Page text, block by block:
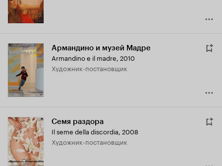
Армандино и музей Мадре
Armandino e il madre, 2010
Художник-постановщик
Семя раздора
Il seme della discordia, 2008
Художник-постановщик